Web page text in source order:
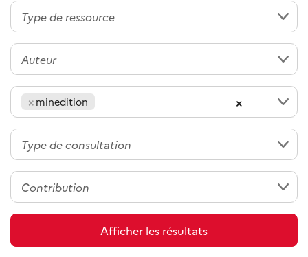
×
× minedition
Afficher les résultats